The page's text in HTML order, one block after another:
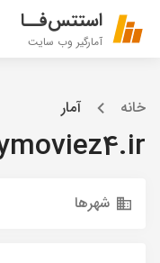
استتس‌فــا
آمارگیر وب سایت
خانه آمار
شهرها